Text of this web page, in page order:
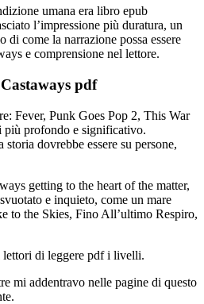
umana era libro epub
l’impressione più duratura, un
come la narrazione possa essere
e comprensione nel lettore.
pdf
Fever, Punk Goes Pop 2, This War
più profondo e significativo.
dovrebbe essere su persone,
getting to the heart of the matter,
e inquieto, come un mare
to the Skies, Fino All’ultimo Respiro,
lettori di leggere pdf i livelli.
mi addentravo nelle pagine di questo